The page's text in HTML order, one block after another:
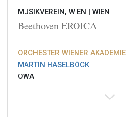
MUSIKVEREIN, WIEN | WIEN
Beethoven EROICA
ORCHESTER WIENER AKADEMIE
MARTIN HASELBÖCK
OWA